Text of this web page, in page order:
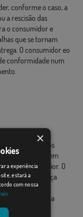
conforme o caso, a
a rescisão das
o consumidor e
que se tornam
O consumidor eo
conformidade num
vendidos
não incorrer em
de força maior. O
cessação da força
As partes
e renunciar a
domicílio.
×
a experiência
estará a
com nossa